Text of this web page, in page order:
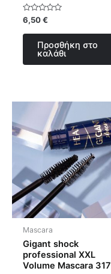
Βαθμολογήθηκε
με
0
6,50€
Προσθήκη στο
καλάθι
Mascara
Gigant shock
professional XXL
Volume Mascara 317